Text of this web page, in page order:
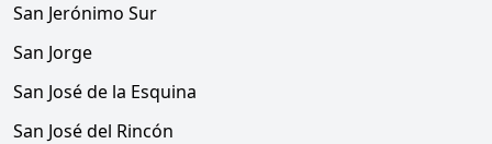
San Jerónimo Sur
San Jorge
San José de la Esquina
San José del Rincón